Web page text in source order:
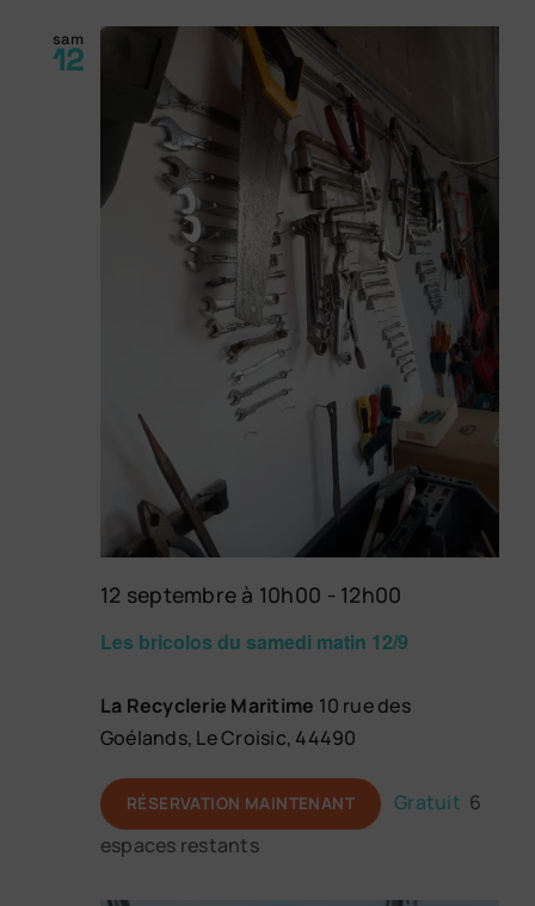
sam
12
Les bricolos du samedi matin 12/9
12 septembre à 10h00 - 12h00
La Recyclerie Maritime 10 rue des
Goélands, Le Croisic, 44490
RÉSERVATION MAINTENANT Gratuit 6
espaces restants